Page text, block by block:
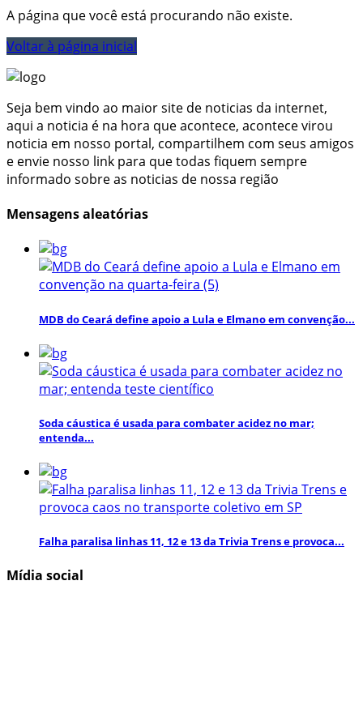
A página que você está procurando não existe.
Voltar à página inicial
Seja bem vindo ao maior site de noticias da internet,
aqui a noticia é na hora que acontece, acontece virou
noticia em nosso portal, compartilhem com seus amigos
e envie nosso link para que todas fiquem sempre
informado sobre as noticias de nossa região
Mensagens aleatórias
MDB do Ceará define apoio a Lula e Elmano em convenção...
Soda cáustica é usada para combater acidez no mar;
entenda...
Falha paralisa linhas 11, 12 e 13 da Trivia Trens e provoca...
Mídia social